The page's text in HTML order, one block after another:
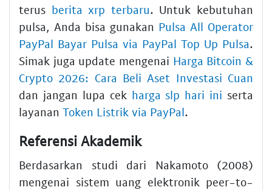
terus berita xrp terbaru. Untuk kebutuhan
pulsa, Anda bisa gunakan Pulsa All Operator
PayPal Bayar Pulsa via PayPal Top Up Pulsa.
Simak juga update mengenai Harga Bitcoin &
Crypto 2026: Cara Beli Aset Investasi Cuan
dan jangan lupa cek harga slp hari ini serta
layanan Token Listrik via PayPal.
Referensi Akademik
Berdasarkan studi dari Nakamoto (2008)
mengenai sistem uang elektronik peer-to-